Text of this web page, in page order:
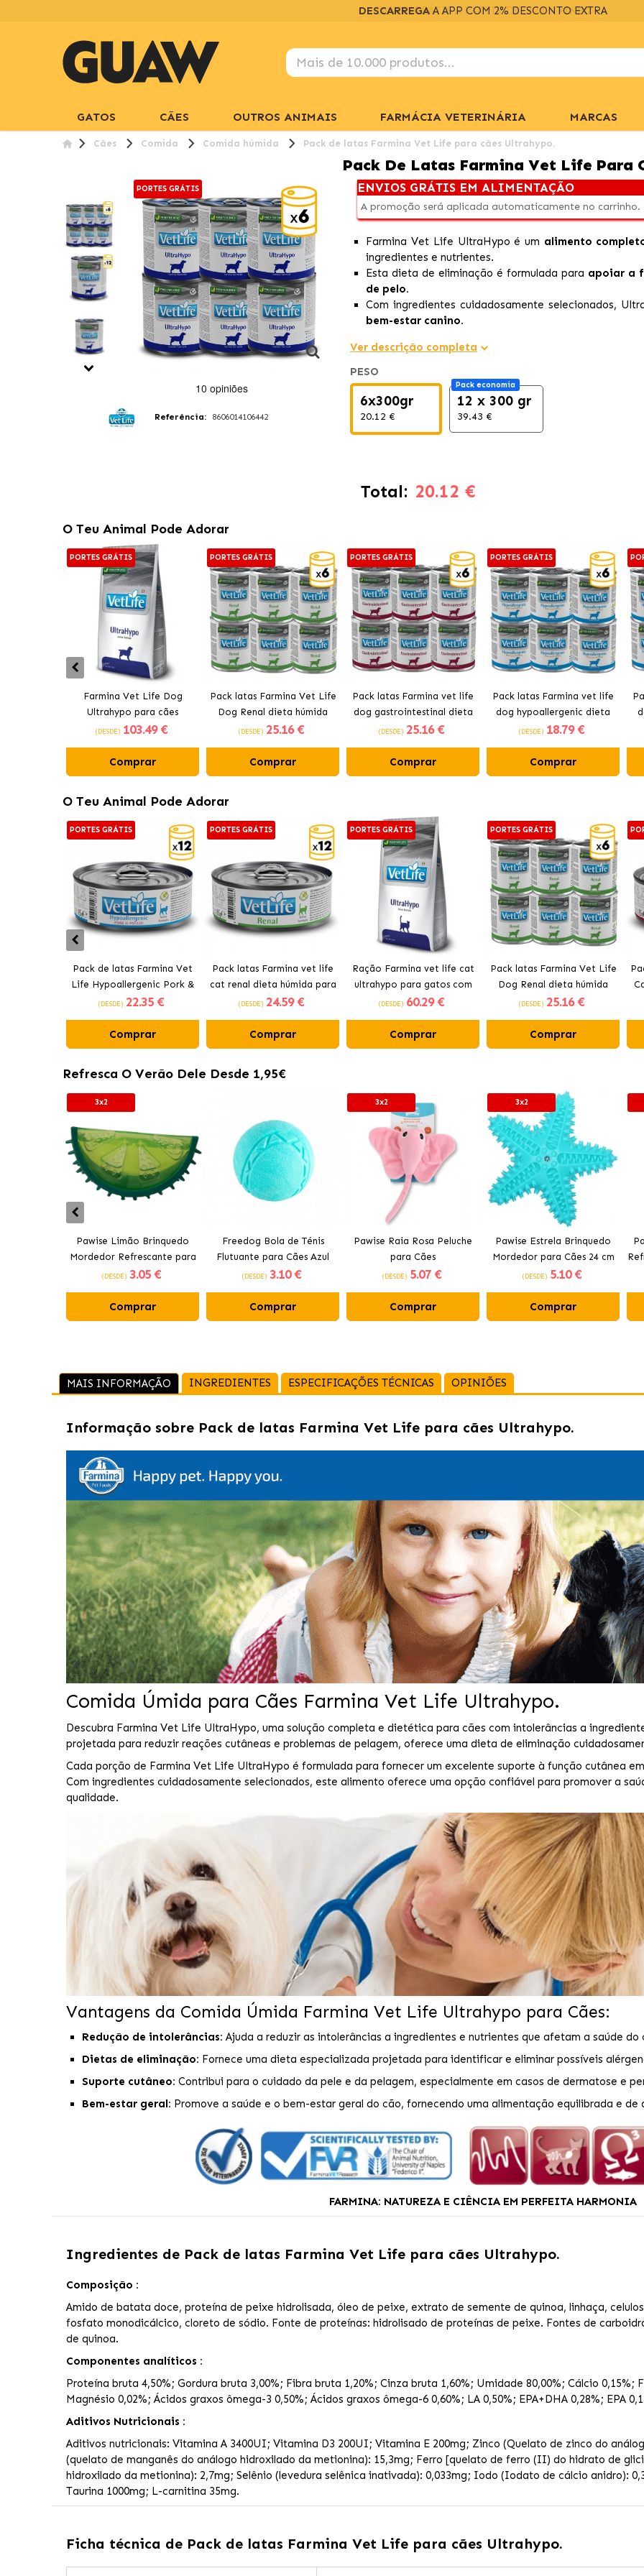
DESCARREGAA APP COM 2% DESCONTO EXTRA
GATOS CÃES OUTROS ANIMAIS FARMÁCIA VETERINÁRIA MARCAS
Cães Comida Comida húmida Pack de latas Farmina Vet Life para cães Ultrahypo.
Pack De Latas Farmina Vet Life Para
PORTES GRÁTIS
Referência: 8606014106442
ENVIOS GRÁTIS EM ALIMENTAÇÃO
A promoção será aplicada automaticamente no carrinho.
Farmina Vet Life UltraHypo é um alimento
ingredientes e nutrientes.
Esta dieta de eliminação é formulada para apoiar a
de pelo.
Com ingredientes cuidadosamente selecionados,
bem-estar canino.
Ver descrição completa
PESO
6x300gr
20.12 €
Pack economia
12 x 300 gr
39.43 €
Total: 20.12 €
O Teu Animal Pode Adorar
PORTES GRÁTIS
Farmina Vet Life Dog
Ultrahypo para cães
(DESDE) 103.49 €
Comprar
PORTES GRÁTIS
Pack latas Farmina Vet Life
Dog Renal dieta húmida
para cães com frango
(DESDE) 25.16 €
Comprar
PORTES GRÁTIS
Pack latas Farmina vet life
dog gastrointestinal dieta
húmida
(DESDE) 25.16 €
Comprar
PORTES GRÁTIS
Pack latas Farmina vet life
dog hypoallergenic dieta
húmida para cães com peixe
(DESDE) 18.79 €
Comprar
O Teu Animal Pode Adorar
PORTES GRÁTIS
Pack de latas Farmina Vet
Life Hypoallergenic Pork &
Potato para gato com
(DESDE) 22.35 €
Comprar
PORTES GRÁTIS
Pack latas Farmina vet life
cat renal dieta húmida para
gatos com frango
(DESDE) 24.59 €
Comprar
PORTES GRÁTIS
Ração Farmina vet life cat
ultrahypo para gatos com
peixe
(DESDE) 60.29 €
Comprar
PORTES GRÁTIS
Pack latas Farmina Vet Life
Dog Renal dieta húmida
para cães com frango
(DESDE) 25.16 €
Comprar
Refresca O Verão Dele Desde 1,95€
3x2
Pawise Limão Brinquedo
Mordedor Refrescante para
Cães 12 cm
(DESDE) 3.05 €
Comprar
Freedog Bola de Ténis
Flutuante para Cães Azul
(DESDE) 3.10 €
Comprar
3x2
Pawise Raia Rosa Peluche
para Cães
(DESDE) 5.07 €
Comprar
3x2
Pawise Estrela Brinquedo
Mordedor para Cães 24 cm
(DESDE) 5.10 €
Comprar
MAIS INFORMAÇÃO INGREDIENTES ESPECIFICAÇÕES TÉCNICAS OPINIÕES
Informação sobre Pack de latas Farmina Vet Life para cães Ultrahypo.
Comida Úmida para Cães Farmina Vet Life Ultrahypo.
Descubra Farmina Vet Life UltraHypo, uma solução completa e dietética para cães com intolerâncias a
projetada para reduzir reações cutâneas e problemas de pelagem, oferece uma dieta de eliminação
Cada porção de Farmina Vet Life UltraHypo é formulada para fornecer um excelente suporte à função cutânea
Com ingredientes cuidadosamente selecionados, este alimento oferece uma opção confiável para promover a
qualidade.
Vantagens da Comida Úmida Farmina Vet Life Ultrahypo para Cães:
Redução de intolerâncias: Ajuda a reduzir as intolerâncias a ingredientes e nutrientes que afetam a saúde do
Dietas de eliminação: Fornece uma dieta especializada projetada para identificar e eliminar possíveis
Suporte cutâneo: Contribui para o cuidado da pele e da pelagem, especialmente em casos de dermatose e
Bem-estar geral: Promove a saúde e o bem-estar geral do cão, fornecendo uma alimentação equilibrada e de
FARMINA: NATUREZA E CIÊNCIA EM PERFEITA HARMONIA
Ingredientes de Pack de latas Farmina Vet Life para cães Ultrahypo.
Composição :
Amido de batata doce, proteína de peixe hidrolisada, óleo de peixe, extrato de semente de quinoa, linhaça,
fosfato monodicálcico, cloreto de sódio. Fonte de proteínas: hidrolisado de proteínas de peixe. Fontes de
de quinoa.
Componentes analíticos :
Proteína bruta 4,50%; Gordura bruta 3,00%; Fibra bruta 1,20%; Cinza bruta 1,60%; Umidade 80,00%; Cálcio 0,15%;
Magnésio 0,02%; Ácidos graxos ômega-3 0,50%; Ácidos graxos ômega-6 0,60%; LA 0,50%; EPA+DHA 0,28%; EPA
Aditivos Nutricionais :
Aditivos nutricionais: Vitamina A 3400UI; Vitamina D3 200UI; Vitamina E 200mg; Zinco (Quelato de zinco do
(quelato de manganês do análogo hidroxilado da metionina): 15,3mg; Ferro [quelato de ferro (II) do hidrato de
hidroxilado da metionina): 2,7mg; Selênio (levedura selênica inativada): 0,033mg; Iodo (Iodato de cálcio anidro):
Taurina 1000mg; L-carnitina 35mg.
Ficha técnica de Pack de latas Farmina Vet Life para cães Ultrahypo.